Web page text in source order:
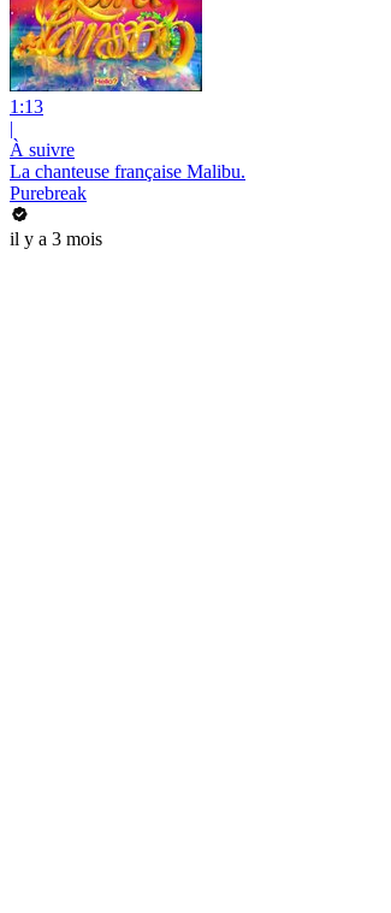
1:13
|
À suivre
La chanteuse française Malibu.
Purebreak
il y a 3 mois